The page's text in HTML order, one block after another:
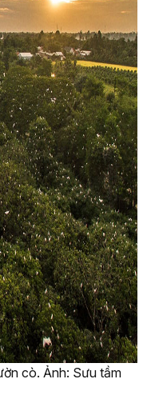
cò. Ảnh: Sưu tầm